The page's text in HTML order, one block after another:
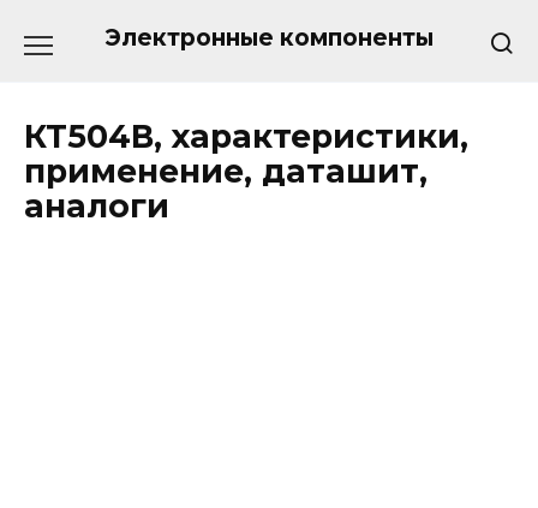
содержанию
Электронные компоненты
КТ504В, характеристики,
применение, даташит,
аналоги